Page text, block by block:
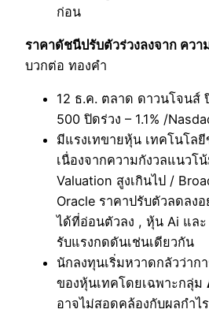
ก่อน
ราคาดัชนีปรับตัวร่วงลงจาก ควา
บวกต่อ ทองคำ
12 ธ.ค. ตลาด ดาวนโจนส์
500 ปิดร่วง – 1.1% /
มีแรงเทขายหุ้น เทคโนโล
เนื่องจากความกังวลแนวโ
Valuation สูงเกินไป /
Oracle ราคาปรับตัวลดลง
ได้ที่อ่อนตัวลง , หุ้น Ai แล
รับแรงกดดันเช่นเดียวกัน
นักลงทุนเริ่มหวาดกลัวว่าก
ของหุ้นเทคโดยเฉพาะกลุ่ม
อาจไม่สอดคล้องกับผลกำไ